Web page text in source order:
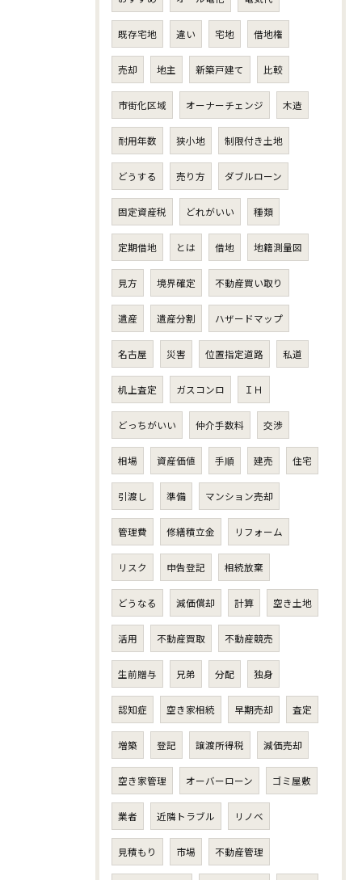
既存宅地 違い 宅地 借地権
売却 地主 新築戸建て 比較
市街化区域 オーナーチェンジ 木造
耐用年数 狭小地 制限付き土地
どうする 売り方 ダブルローン
固定資産税 どれがいい 種類
定期借地 とは 借地 地籍測量図
見方 境界確定 不動産買い取り
遺産 遺産分割 ハザードマップ
名古屋 災害 位置指定道路 私道
机上査定 ガスコンロ ＩＨ
どっちがいい 仲介手数料 交渉
相場 資産価値 手順 建売 住宅
引渡し 準備 マンション売却
管理費 修繕積立金 リフォーム
リスク 申告登記 相続放棄
どうなる 減価償却 計算 空き土地
活用 不動産買取 不動産競売
生前贈与 兄弟 分配 独身
認知症 空き家相続 早期売却 査定
増築 登記 譲渡所得税 減価売却
空き家管理 オーバーローン ゴミ屋敷
業者 近隣トラブル リノベ
見積もり 市場 不動産管理